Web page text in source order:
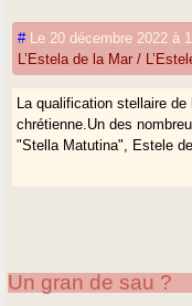
# Le 20 décembre 2022 à
L’Estela de la Mar /
La qualification stellaire
chrétienne.Un des
"Stella Matutina", Estele
Un gran de sau ?